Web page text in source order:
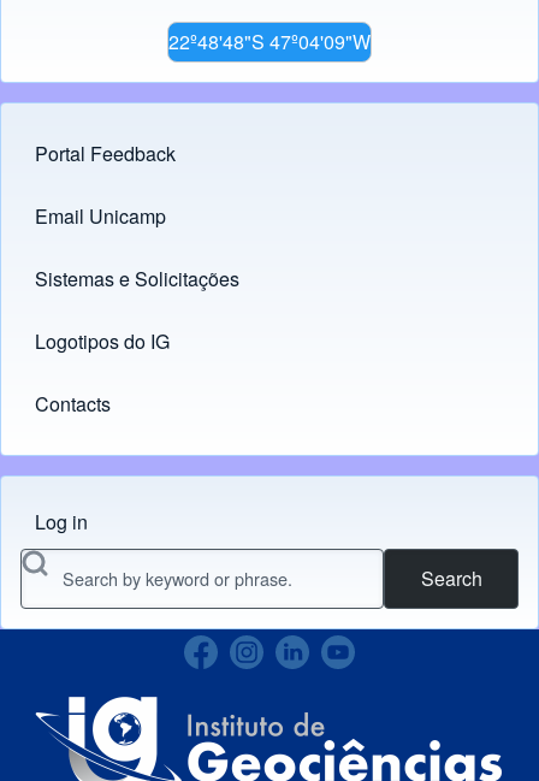
22º48'48"S 47º04'09"W
Footer menu
Portal Feedback
Links
Email Unicamp
(opens in new tab)
Sistemas e Solicitações
(opens in new tab)
Logotipos do IG
(opens in new tab)
Contacts
Menu do usuário
Log in
Search